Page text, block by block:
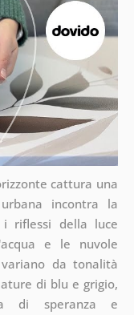
cattura una
incontra la
riflessi della luce
e le nuvole
da tonalità
di blu e grigio,
di speranza e